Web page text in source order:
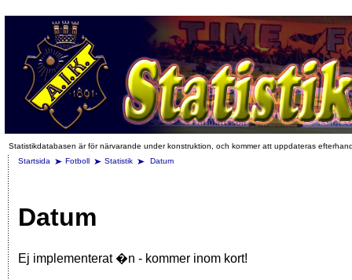
Statistikdatabasen är för närvarande under konstruktion, och kommer att uppdateras
Startsida
Fotboll Statistik Datum
Datum
Ej implementerat �n - kommer inom kort!